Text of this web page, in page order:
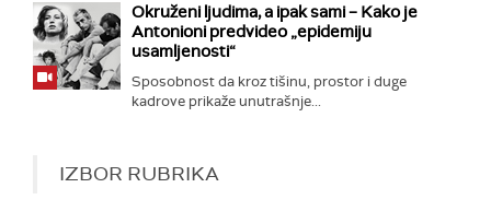
Okruženi ljudima, a ipak sami – Kako je
Antonioni predvideo „epidemiju
usamljenosti“
Sposobnost da kroz tišinu, prostor i duge
kadrove prikaže unutrašnje...
IZBOR RUBRIKA